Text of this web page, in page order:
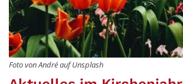
Foto von André auf Unsplash